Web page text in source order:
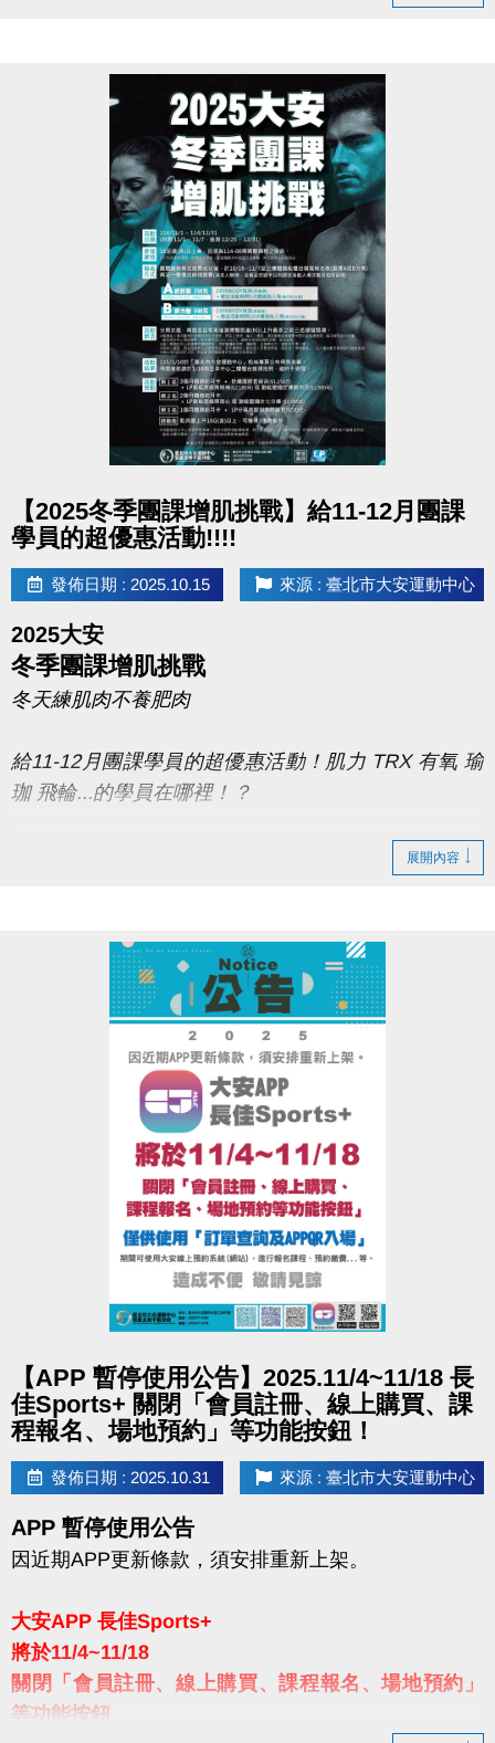
(2擇1，送完為止，簽領後不得要求
1,500元/35天
送 體適能入場10次/時 (每日限1次1小時，逾時依規定補票)
送 束口後背包(送完為止)
※泳池、體適能月卡及贈送之單次入場均限本人使用，
須於繳費時攜帶一張悠遊卡進行綁定(僅限綁定一張卡
片)。繳費日即為月卡使用第一日，每次使用前請至泳
池/體適能櫃檯開卡後，即可刷卡進場。
※贈送之泳池/體適能單次入場，須於月卡期間使用，
逾期視同放棄。贈送之體適能入場每天限用1小時，逾
時請依場館規定補票。
※贈品皆以中心提供實體為準，不得挑款挑色，亦不得
※辦理體適能月卡須年滿16歲，使用體適能、泳池敬請
遵守場館及服裝相關規定。
※本活動可使用運動抵用金、U幣折抵，餘額不足可用
500U幣方可享有本活動優惠。
※運動抵用金/U幣折抵後無法退還退費。運動抵用金/U
【2025冬季團課增肌挑戰】給11-12月團課
學員的超優惠活動!!!!
發佈日期 : 2025.10.15 來源 : 臺北市大安運動中心
2025大安
冬季團課增肌挑戰
冬天練肌肉不養肥肉
給11-12月團課學員的超優惠活動！肌力 TRX 有氧 瑜
珈 飛輪...的學員在哪裡！？
114/11/1 ~ 114/12/31 (前測 11/1 ~
至三樓體適能櫃台填寫報名表(選擇A或B方案)，再至
一樓櫃台辦理繳費(須本人辦理，並備妥悠遊卡以利綁
定活動入場次數及拍照留檔)。
▪ 方案A 輕鬆動 (250元)：
2次INBODY檢測(前後測)＋
贈送活動期間5次體適能入場(每次90分鐘)。
場375=875，現賺625元 )
▪ 方案B 努力動 (500元)：
＋贈送活動期間10次體適能入場(每次90分鐘)。
500+750=1250，現賺750元)
▌活動辦法：分男女組，兩組各自取前後測骨骼肌重
(KG)上升最多之前三名頒發獎項。
※體適能入場次數將於繳費時綁定悠遊卡，限本人使
用，每次使用為90分鐘，逾時將依中心規範補票。使
用期限為11/1~12/31，逾期未使用完視同放棄，無法
▌活動結果： 115/1/10於「臺北市大安運動中心」粉絲
專頁公布得獎名單。得獎者敬請於1/18前至本中心二
樓櫃台簽領拍照，逾時不受理。
▌活動獎勵：
▪第１名-
３個月體適能月卡 ＋ 針織護膝套組合
($1,150元)
＋ LP激能壓縮男短袖($2,180元) 或 激能
展開內容
【APP 暫停使用公告】2025.11/4~11/18 長
佳Sports+ 關閉「會員註冊、線上購買、課
程報名、場地預約」等功能按鈕！
發佈日期 : 2025.10.31 來源 : 臺北市大安運動中心
APP 暫停使用公告
因近期APP更新條款，須安排重新上架。
大安APP 長佳Sports+
將於11/4~11/18
關閉「會員註冊、線上購買、課程報名、場地預約」
等功能按鈕